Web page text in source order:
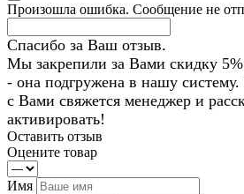
Произошла ошибка. Сообщение не
Спасибо за Ваш отзыв.
Мы закрепили за Вами скидку
- она подгружена в нашу
с Вами свяжется менеджер и
активировать!
Оставить отзыв
Оцените товар
Имя